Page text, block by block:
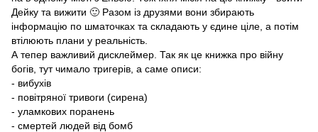
Дейку та вижити 🙂 Разом із друзями вони збирають
інформацію по шматочках та складають у єдине ціле, а потім
втілюють плани у реальність.
А тепер важливий дисклеймер. Так як це книжка про війну
богів, тут чимало тригерів, а саме описи:
- вибухів
- повітряної тривоги (сирена)
- уламкових поранень
- смертей людей від бомб